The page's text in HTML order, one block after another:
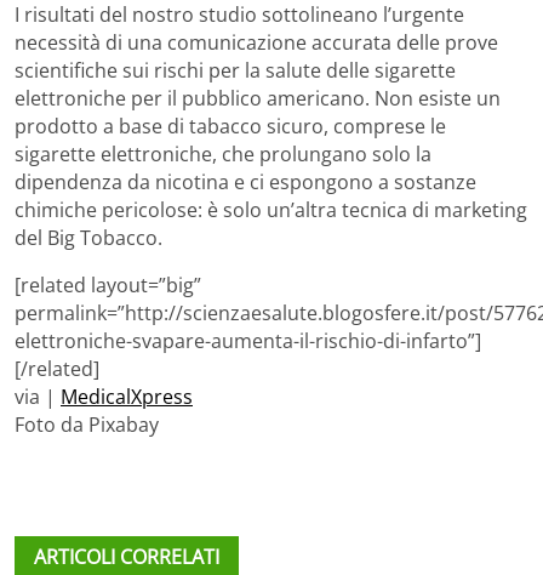
I risultati del nostro studio sottolineano l’urgente
necessità di una comunicazione accurata delle prove
scientifiche sui rischi per la salute delle sigarette
elettroniche per il pubblico americano. Non esiste un
prodotto a base di tabacco sicuro, comprese le
sigarette elettroniche, che prolungano solo la
dipendenza da nicotina e ci espongono a sostanze
chimiche pericolose: è solo un’altra tecnica di marketing
del Big Tobacco.
[related layout=”big”
permalink=”http://scienzaesalute.blogosfere.it/post/
elettroniche-svapare-aumenta-il-rischio-di-infarto”]
[/related]
via | MedicalXpress
Foto da Pixabay
ARTICOLI CORRELATI